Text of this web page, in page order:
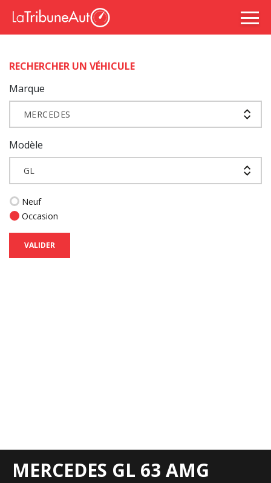
RECHERCHER UN VÉHICULE
Marque
MERCEDES
Modèle
GL
Neuf
Occasion
VALIDER
MERCEDES GL 63 AMG